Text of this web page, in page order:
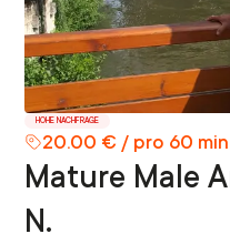
HOHE NACHFRAGE
20.00 € / pro 60
Mature Male
N.